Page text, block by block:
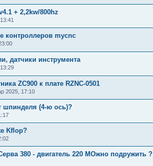
+ 2,2kw/800hz
контроллеров mycnc
датчики инструмента
ZC900 к плате RZNC-0501
2025, 17:10
шпинделя (4-ю ось)?
Kflop?
380 - двигатель 220 МОжно подружить ?